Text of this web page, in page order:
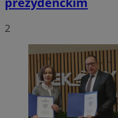
2